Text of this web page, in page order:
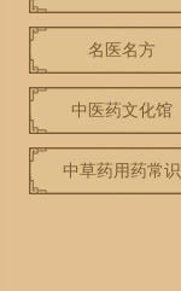
名医名方
中医药文化馆
中草药用药常识